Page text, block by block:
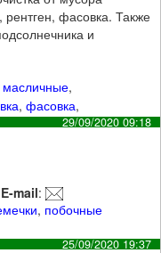
рентген, фасовка. Также
и
масличные,
,фасовка,
29/09/2020 09:18
E-mail:
, побочные
25/09/2020 19:37